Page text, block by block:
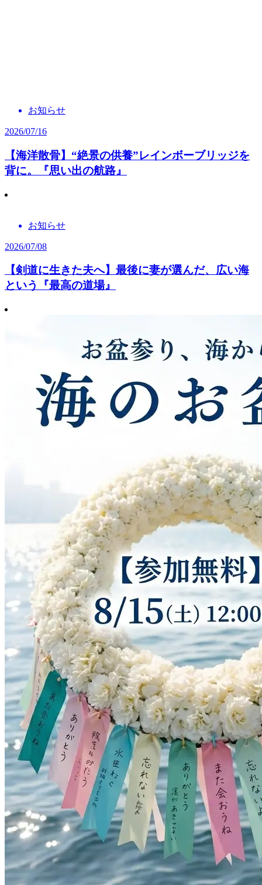
お知らせ
2026/07/16
【海洋散骨】“絶景の供養”レインボーブリッジを
背に。『思い出の航路』
お知らせ
2026/07/08
【剣道に生きた夫へ】最後に妻が選んだ、広い海
という『最高の道場』